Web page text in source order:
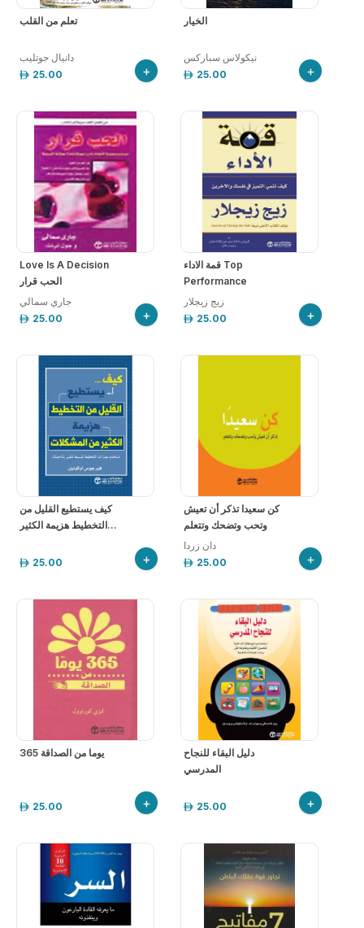
تعلم من القلب
دانيال جوتليب
25.00
+
الخيار
نيكولاس سباركس
25.00
+
Love Is A Decision
الحب قرار
جاري سمالي
25.00
+
قمة الاداء Top
Performance
زيج زيجلار
25.00
+
‎كيف يستطيع القليل من
التخطيط هزيمة الكثير...
25.00 +
كن سعيدا تذكر أن تعيش
وتحب وتضحك وتتعلم
دان زردا
25.00
+
يوما من الصداقة 365
25.00 +
دليل البقاء للنجاح
المدرسي
25.00 +